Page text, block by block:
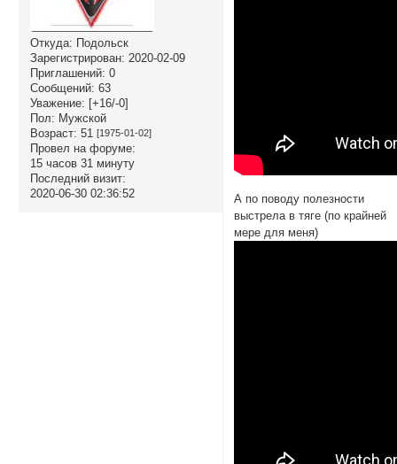
Откуда: Подольск
Зарегистрирован: 2020-02-09
Приглашений: 0
Сообщений: 63
Уважение: [+16/-0]
Пол: Мужской
Возраст: 51 [1975-01-02]
Провел на форуме:
15 часов 31 минуту
Последний визит:
2020-06-30 02:36:52
А по поводу полезности
выстрела в тяге (по крайней
мере для меня)